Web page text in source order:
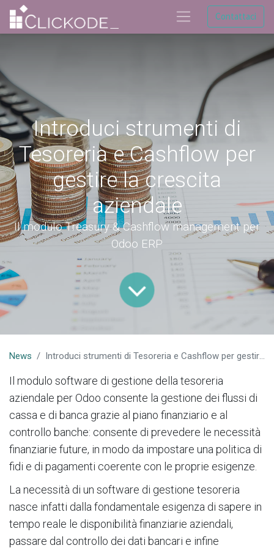
Contattaci
Introduci strumenti di
Tesoreria e Cashflow per
gestire la crescita
aziendale
Il modulo Treasury & Cashflow management per
Odoo ERP
News Introduci strumenti di Tesoreria e Cashflow per gestire la crescita aziendale
Il modulo software di gestione della tesoreria
aziendale per Odoo consente la gestione dei flussi di
cassa e di banca grazie al piano finanziario e al
controllo banche: consente di prevedere le necessità
finanziarie future, in modo da impostare una politica di
fidi e di pagamenti coerente con le proprie esigenze.
La necessità di un software di gestione tesoreria
nasce infatti dalla fondamentale esigenza di sapere in
tempo reale le disponibilità finanziarie aziendali,
passare dal controllo dei dati bancari e infine